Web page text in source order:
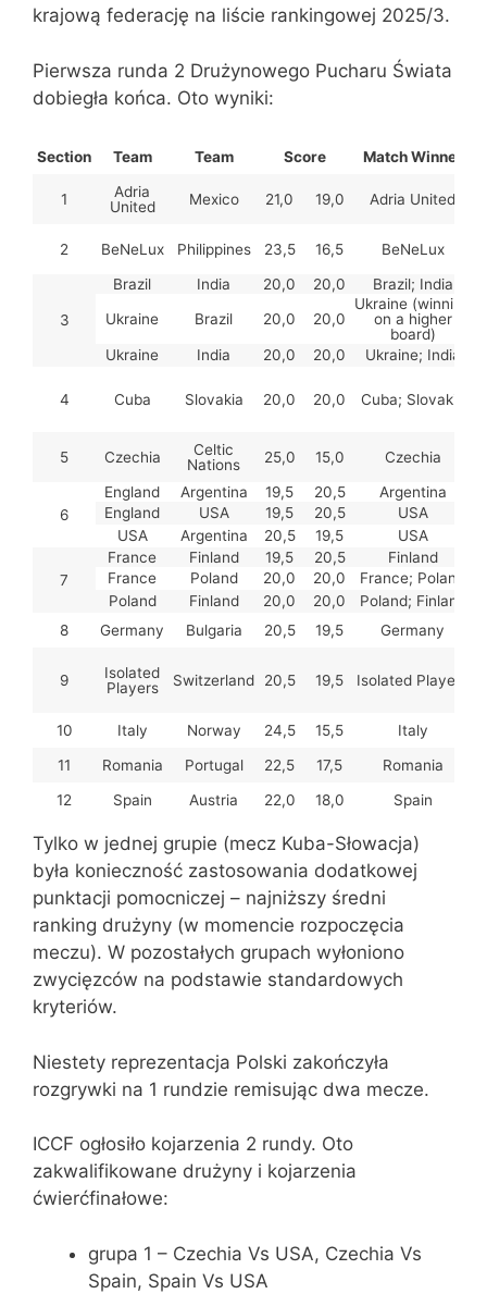
krajową federację na liście rankingowej 2025/3.
Pierwsza runda 2 Drużynowego Pucharu Świata
dobiegła końca. Oto wyniki:
Section Team Team Score Match Winner
1
Adria
United
Mexico 21,0 19,0 Adria United
2 BeNeLux Philippines 23,5 16,5 BeNeLux
3
Brazil India 20,0 20,0
Brazil; India
Ukraine
Brazil 20,0 20,0
Ukraine (winning
on a higher
board)
Ukraine
India 20,0 20,0 Ukraine; India
4 Cuba Slovakia 20,0 20,0 Cuba; Slovakia
5 Czechia
Celtic
Nations
25,0 15,0 Czechia
6
England Argentina 19,5 20,5
Argentina
England USA 19,5 20,5
USA
USA
Argentina 20,5 19,5 USA
7
France Finland 19,5 20,5
Finland
France
Poland 20,0 20,0
France; Poland
Poland
Finland 20,0 20,0
Poland; Finland
8
Germany Bulgaria 20,5 19,5 Germany
9
Isolated
Players
Switzerland 20,5 19,5 Isolated Players
10 Italy Norway 24,5 15,5
Italy
11
Romania Portugal 22,5 17,5 Romania
12 Spain Austria 22,0 18,0 Spain
Tylko w jednej grupie (mecz Kuba-Słowacja)
była konieczność zastosowania dodatkowej
punktacji pomocniczej – najniższy średni
ranking drużyny (w momencie rozpoczęcia
meczu). W pozostałych grupach wyłoniono
zwycięzców na podstawie standardowych
kryteriów.
Niestety reprezentacja Polski zakończyła
rozgrywki na 1 rundzie remisując dwa mecze.
ICCF ogłosiło kojarzenia 2 rundy. Oto
zakwalifikowane drużyny i kojarzenia
ćwierćfinałowe:
grupa 1 – Czechia Vs USA, Czechia Vs
Spain, Spain Vs USA